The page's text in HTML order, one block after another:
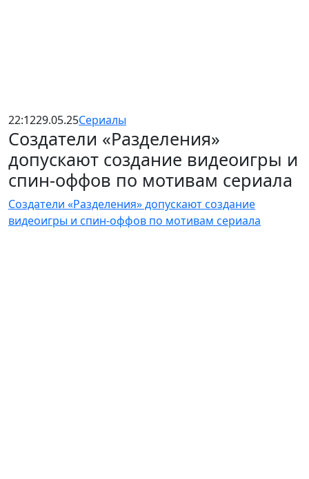
22:1229.05.25Сериалы
Создатели «Разделения»
допускают создание видеоигры и
спин-оффов по мотивам сериала
Создатели «Разделения» допускают создание
видеоигры и спин-оффов по мотивам сериала